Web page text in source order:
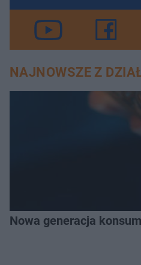
NAJNOWSZE Z
Nowa generacja